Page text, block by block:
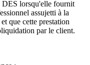
DES lorsqu'elle fournit
assujetti à la
que cette prestation
par le client.